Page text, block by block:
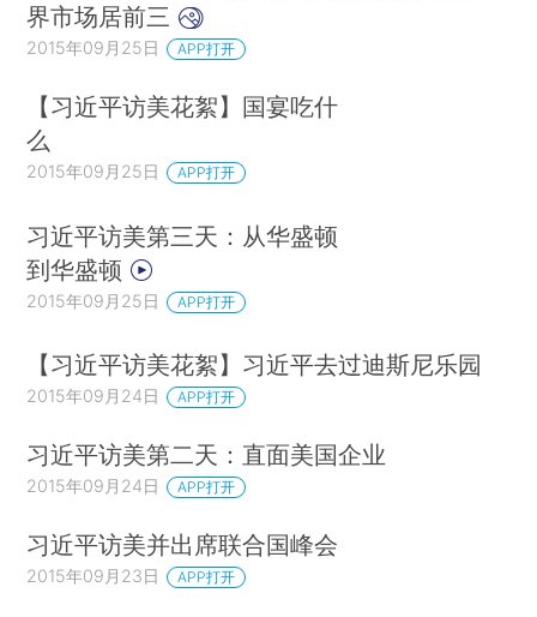
界市场居前三
2015年09月25日 APP打开
【习近平访美花絮】国宴吃什
么
2015年09月25日 APP打开
习近平访美第三天：从华盛顿
到华盛顿
2015年09月25日 APP打开
【习近平访美花絮】习近平去过迪斯尼乐园
2015年09月24日 APP打开
习近平访美第二天：直面美国企业
2015年09月24日 APP打开
习近平访美并出席联合国峰会
2015年09月23日 APP打开